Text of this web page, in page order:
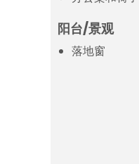
阳台/景观
落地窗